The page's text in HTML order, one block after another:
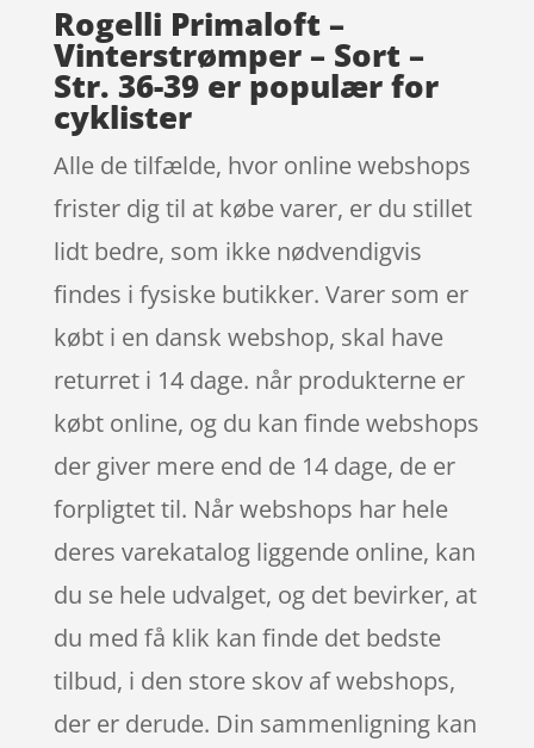
Rogelli Primaloft –
Vinterstrømper – Sort –
Str. 36-39 er populær for
cyklister
Alle de tilfælde, hvor online webshops
frister dig til at købe varer, er du stillet
lidt bedre, som ikke nødvendigvis
findes i fysiske butikker. Varer som er
købt i en dansk webshop, skal have
returret i 14 dage. når produkterne er
købt online, og du kan finde webshops
der giver mere end de 14 dage, de er
forpligtet til. Når webshops har hele
deres varekatalog liggende online, kan
du se hele udvalget, og det bevirker, at
du med få klik kan finde det bedste
tilbud, i den store skov af webshops,
der er derude. Din sammenligning kan